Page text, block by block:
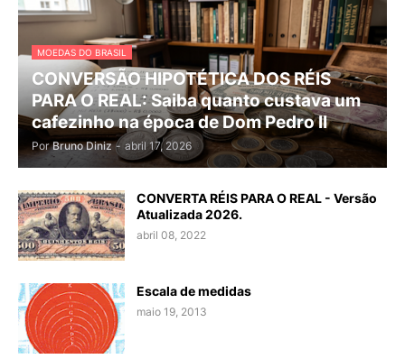
MOEDAS DO BRASIL
CONVERSÃO HIPOTÉTICA DOS RÉIS
PARA O REAL: Saiba quanto custava um
cafezinho na época de Dom Pedro II
Por Bruno Diniz - abril 17, 2026
CONVERTA RÉIS PARA O REAL - Versão
Atualizada 2026.
abril 08, 2022
Escala de medidas
maio 19, 2013